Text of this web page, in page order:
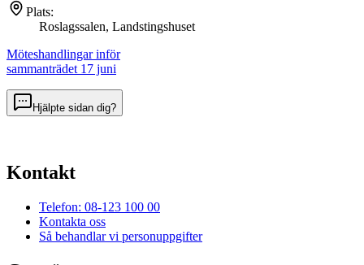
Plats:
Roslagssalen, Landstingshuset
Möteshandlingar inför
sammanträdet 17 juni
Hjälpte sidan dig?
Kontakt
Telefon: 08-123 100 00
Kontakta oss
Så behandlar vi personuppgifter